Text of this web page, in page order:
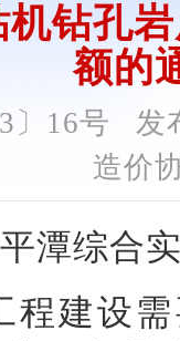
钻孔
额的
〕16号
发
造价
潭综合
建设需